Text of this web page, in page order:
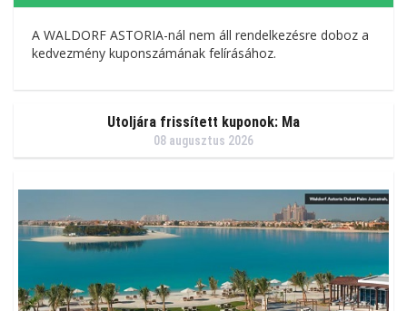
A WALDORF ASTORIA-nál nem áll rendelkezésre doboz a
kedvezmény kuponszámának felírásához.
Utoljára frissített kuponok: Ma
08 augusztus 2026